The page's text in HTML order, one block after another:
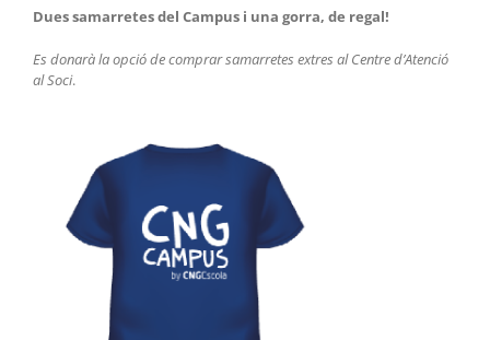
Dues samarretes del Campus i una gorra, de regal!
Es donarà la opció de comprar samarretes extres al Centre d’Atenció
al Soci.